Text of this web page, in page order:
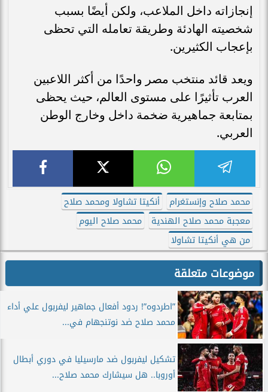
إنجازاته داخل الملاعب، ولكن أيضًا بسبب
شخصيته الهادئة وطريقة تعامله التي تحظى
بإعجاب الكثيرين.
ويعد قائد منتخب مصر واحدًا من أكثر اللاعبين
العرب تأثيرًا على مستوى العالم، حيث يحظى
بمتابعة جماهيرية ضخمة داخل وخارج الوطن
العربي.
محمد صلاح وإنستغرام
أنكيتا تشاولا ومحمد صلاح
معجبة محمد صلاح الهندية
محمد صلاح اليوم
من هي أنكيتا تشاولا
موضوعات متعلقة
”اطردوه”! ردود أفعال جماهير ليفربول علي أداء
محمد صلاح ضد نوتنجهام في...
تشكيل ليفربول ضد مارسيليا في دوري أبطال
أوروبا.. هل سيشارك محمد صلاح...